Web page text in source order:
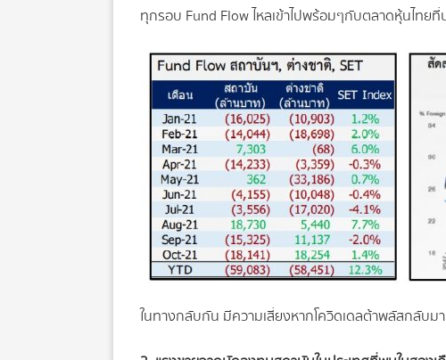
ทุกรอบ Fund Flow ไหลเข้าไปพร้อมๆกับตลาดหุ้นไทย
ในทางกลับกัน มีความเสี่ยงหากโควิดเดลต้าพลัสกลับ